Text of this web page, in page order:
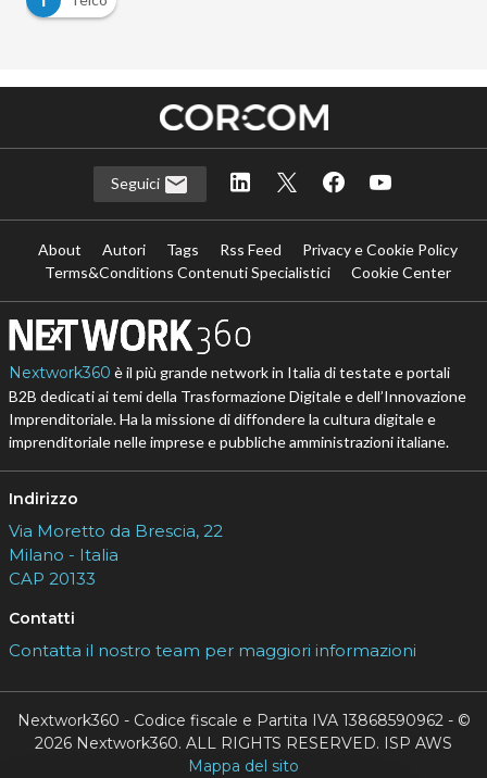
Seguici
About Autori Tags Rss Feed
Privacy e Cookie Policy
Terms&Conditions Contenuti Specialistici
Cookie Center
Nextwork360 è il più grande network in Italia di testate e portali
B2B dedicati ai temi della Trasformazione Digitale e dell’Innovazione
Imprenditoriale. Ha la missione di diffondere la cultura digitale e
imprenditoriale nelle imprese e pubbliche amministrazioni italiane.
Indirizzo
Via Moretto da Brescia, 22
Milano - Italia
CAP 20133
Contatti
Contatta il nostro team per maggiori informazioni
Nextwork360 - Codice fiscale e Partita IVA 13868590962 - ©
2026 Nextwork360. ALL RIGHTS RESERVED. ISP AWS
Mappa del sito